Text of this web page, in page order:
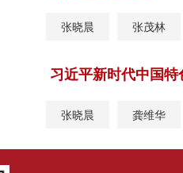
张晓晨 张茂林
习近平新时代中国
张晓晨 龚维华